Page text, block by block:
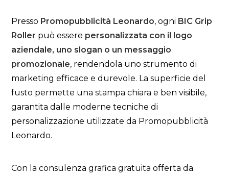
Presso Promopubblicità Leonardo, ogni BIC Grip
Roller può essere personalizzata con il logo
aziendale, uno slogan o un messaggio
promozionale, rendendola uno strumento di
marketing efficace e durevole. La superficie del
fusto permette una stampa chiara e ben visibile,
garantita dalle moderne tecniche di
personalizzazione utilizzate da Promopubblicità
Leonardo.
Con la consulenza grafica gratuita offerta da